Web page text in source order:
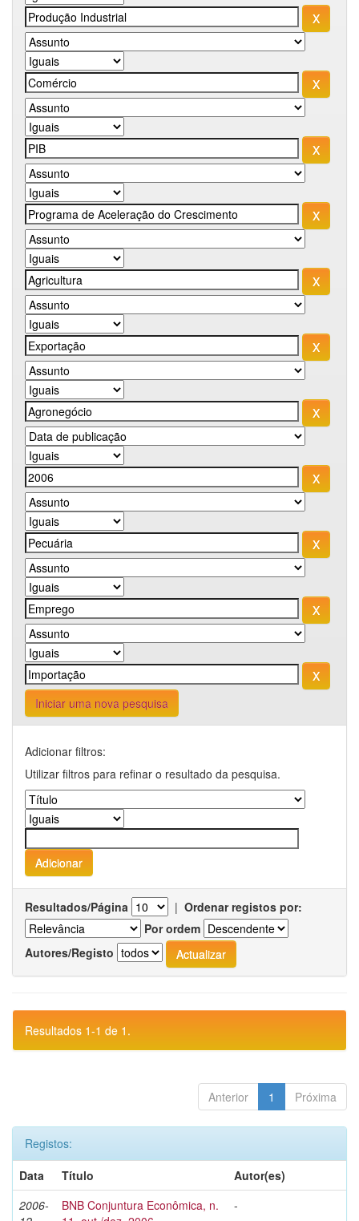
Iniciar uma nova pesquisa
Adicionar filtros:
Utilizar filtros para refinar o resultado da pesquisa.
Resultados/Página | Ordenar registos por:
Por ordem
Autores/Registo
Resultados 1-1 de 1.
Anterior 1 Próxima
Registos:
Data
Título
Autor(es)
2006-
BNB Conjuntura Econômica, n.
-